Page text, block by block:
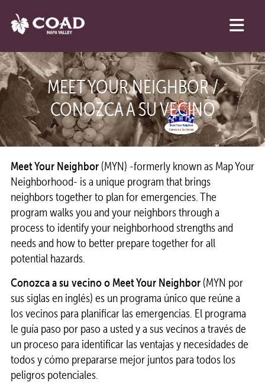
MEET YOUR NEIGHBOR /
CONOZCA A SU VECINO
Meet Your Neighbor(MYN) -formerly known as Map Your
Neighborhood- is a unique program that brings
neighbors together to plan for emergencies. The
program walks you and your neighbors through a
process to identify your neighborhood strengths and
needs and how to better prepare together for all
potential hazards.
Conozca a su vecinoo Meet Your Neighbor (MYN por
sus siglas en inglés) es un programa único que reúne a
los vecinos para planificar las emergencias. El programa
le guía paso por paso a usted y a sus vecinos a través de
un proceso para identificar las ventajas y necesidades de
todos y cómo prepararse mejor juntos para todos los
peligros potenciales.